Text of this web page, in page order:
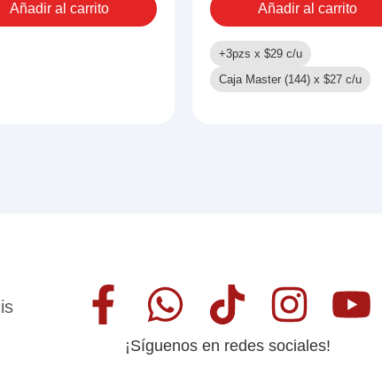
Añadir al carrito Añadir al carrito
+3pzs x $29 c/u
Caja Master (144) x $27 c/u
¡Síguenos en redes sociales!